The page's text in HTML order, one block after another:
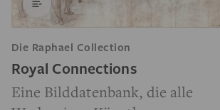
Die Raphael Collection
Royal Connections
Eine Bilddatenbank, die alle